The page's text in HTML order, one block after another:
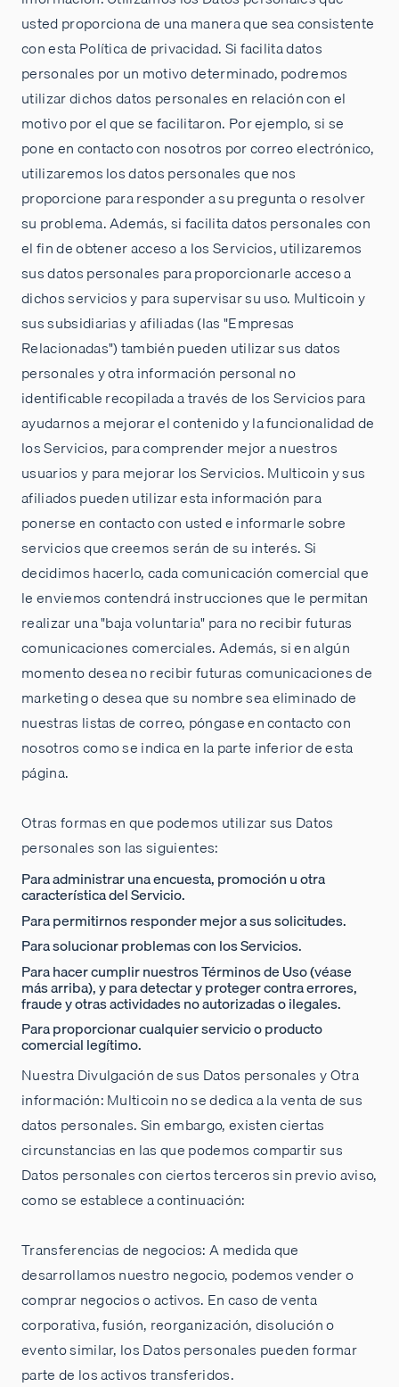
usted proporciona de una manera que sea consistente
con esta Política de privacidad. Si facilita datos
personales por un motivo determinado, podremos
utilizar dichos datos personales en relación con el
motivo por el que se facilitaron. Por ejemplo, si se
pone en contacto con nosotros por correo electrónico,
utilizaremos los datos personales que nos
proporcione para responder a su pregunta o resolver
su problema. Además, si facilita datos personales con
el fin de obtener acceso a los Servicios, utilizaremos
sus datos personales para proporcionarle acceso a
dichos servicios y para supervisar su uso. Multicoin y
sus subsidiarias y afiliadas (las "Empresas
Relacionadas") también pueden utilizar sus datos
personales y otra información personal no
identificable recopilada a través de los Servicios para
ayudarnos a mejorar el contenido y la funcionalidad de
los Servicios, para comprender mejor a nuestros
usuarios y para mejorar los Servicios. Multicoin y sus
afiliados pueden utilizar esta información para
ponerse en contacto con usted e informarle sobre
servicios que creemos serán de su interés. Si
decidimos hacerlo, cada comunicación comercial que
le enviemos contendrá instrucciones que le permitan
realizar una "baja voluntaria" para no recibir futuras
comunicaciones comerciales. Además, si en algún
momento desea no recibir futuras comunicaciones de
marketing o desea que su nombre sea eliminado de
nuestras listas de correo, póngase en contacto con
nosotros como se indica en la parte inferior de esta
página.
Otras formas en que podemos utilizar sus Datos
personales son las siguientes:
Para administrar una encuesta, promoción u otra
característica del Servicio.
Para permitirnos responder mejor a sus solicitudes.
Para solucionar problemas con los Servicios.
Para hacer cumplir nuestros Términos de Uso (véase
más arriba), y para detectar y proteger contra errores,
fraude y otras actividades no autorizadas o ilegales.
Para proporcionar cualquier servicio o producto
comercial legítimo.
Nuestra Divulgación de sus Datos personales y Otra
información: Multicoin no se dedica a la venta de sus
datos personales. Sin embargo, existen ciertas
circunstancias en las que podemos compartir sus
Datos personales con ciertos terceros sin previo aviso,
como se establece a continuación:
Transferencias de negocios: A medida que
desarrollamos nuestro negocio, podemos vender o
comprar negocios o activos. En caso de venta
corporativa, fusión, reorganización, disolución o
evento similar, los Datos personales pueden formar
parte de los activos transferidos.